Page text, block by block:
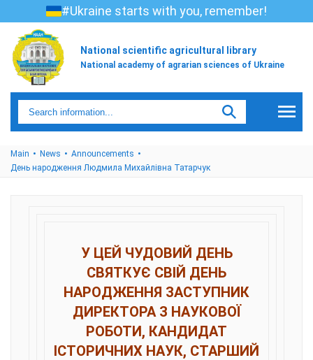
#Ukraine starts with you, remember!
National scientific agricultural library
National academy of agrarian sciences of Ukraine
Main News
Announcements
День народження Людмила Михайлівна Татарчук
У ЦЕЙ ЧУДОВИЙ ДЕНЬ
СВЯТКУЄ СВІЙ ДЕНЬ
НАРОДЖЕННЯ ЗАСТУПНИК
ДИРЕКТОРА З НАУКОВОЇ
РОБОТИ, КАНДИДАТ
ІСТОРИЧНИХ НАУК, СТАРШИЙ